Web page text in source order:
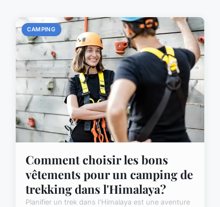
CAMPING
Comment choisir les bons
vêtements pour un camping de
trekking dans l'Himalaya?
Planifier un trek dans l'Himalaya est une aventure